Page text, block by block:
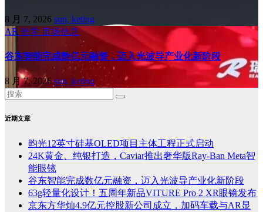
8 月 7, 2026 sun, keting
AR 光学 市场信息
谷东智能完成数亿元融资，迈入光波导产业化新阶段
8 月 7, 2026sun, keting
近期文章
昀光12英寸硅基OLED项目主体工程正式启动
24K黄金、纯银打造，Caviar推出奢华版Ray-Ban Meta智
能眼镜
谷东智能完成数亿元融资，迈入光波导产业化新阶段
63g轻量化设计！五周年新品VITURE Pro 2 XR眼镜发布
京东方华灿4.9亿元控股新公司成立，加码车载与AR显